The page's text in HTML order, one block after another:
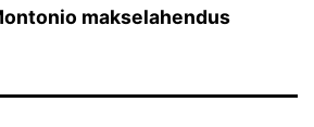
makselahendus